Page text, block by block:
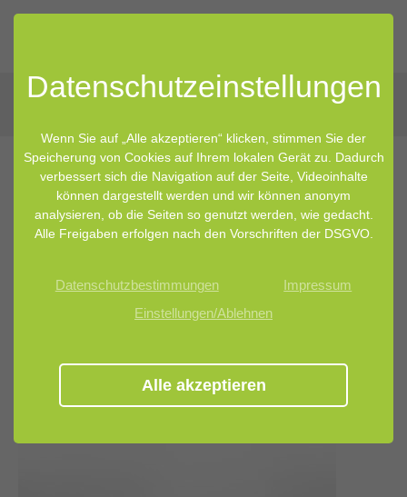
Datenschutz­einstellungen
Wenn Sie auf „Alle akzeptieren“ klicken, stimmen Sie der
Speicherung von Cookies auf Ihrem lokalen Gerät zu. Dadurch
verbessert sich die Navigation auf der Seite, Videoinhalte
können dargestellt werden und wir können anonym
analysieren, ob die Seiten so genutzt werden, wie gedacht.
Alle Freigaben erfolgen nach den Vorschriften der DSGVO.
Datenschutzbestimmungen
Impressum
Einstellungen/Ablehnen